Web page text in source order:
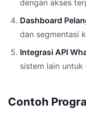
dengan akses
Dashboard
dan segmentasi
Integrasi API
sistem lain
Contoh